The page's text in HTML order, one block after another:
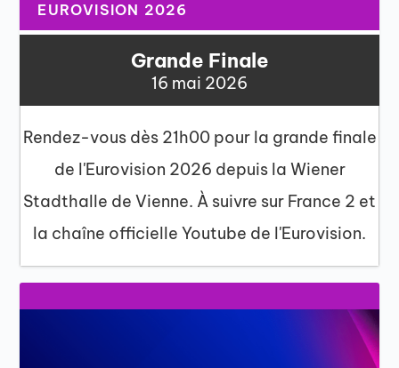
EUROVISION 2026
Grande Finale
16 mai 2026
Rendez-vous dès 21h00 pour la grande finale
de l'Eurovision 2026 depuis la Wiener
Stadthalle de Vienne. À suivre sur France 2 et
la chaîne officielle Youtube de l'Eurovision.